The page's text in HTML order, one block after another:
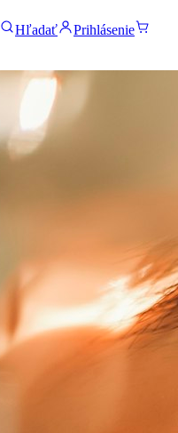
Hľadať
Prihlásenie